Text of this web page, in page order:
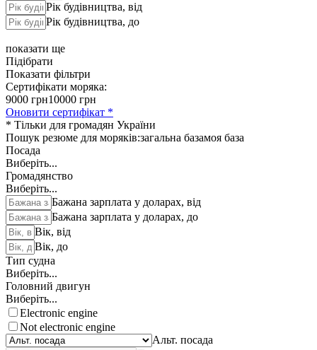
Рік будівництва, від
Рік будівництва, до
показати ще
Підібрати
Показати фільтри
Сертифікати моряка:
9000 грн10000 грн
Оновити сертифікат *
* Тільки для громадян України
Пошук резюме для моряків:загальна базамоя база
Посада
Виберіть...
Громадянство
Виберіть...
Бажана зарплата у доларах, від
Бажана зарплата у доларах, до
Вік, від
Вік, до
Тип судна
Виберіть...
Головний двигун
Виберіть...
Electronic engine
Not electronic engine
Альт. посада